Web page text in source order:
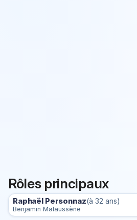
Rôles principaux
Raphaël Personnaz(à 32 ans)
Benjamin Malaussène